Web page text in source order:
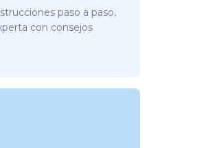
paso a paso,
con consejos